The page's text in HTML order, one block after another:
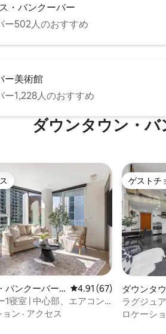
・バンクーバー
ー502人のおすすめ
ー美術館
ー1,228人のおすすめ
ダウンタウン・
バンクーバー
アパート
レビュー67件、5つ星
4.91 (67)
1寝室 | 中心部、エアコン
FIFAまで徒歩
ョン · アクセス
ゲストチ
ゲストチ
ダウンタ
ンドミニ
ラグジュ
高い天井
ロケーシ